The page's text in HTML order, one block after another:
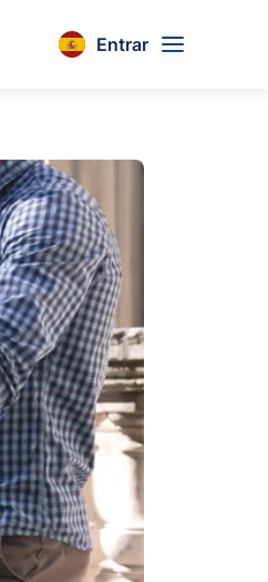
Entrar